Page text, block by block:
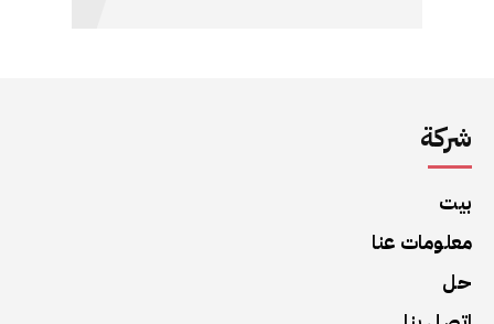
شركة
بيت
معلومات عنا
حل